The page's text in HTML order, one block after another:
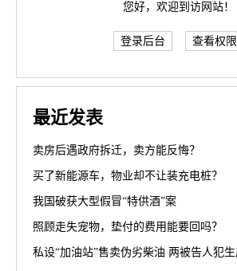
您好，欢迎到访网站！
登录后台 查看权限
最近发表
卖房后遇政府拆迁，卖方能反悔？
买了新能源车，物业却不让装充电桩？
我国破获大型假冒“特供酒”案
照顾走失宠物，垫付的费用能要回吗？